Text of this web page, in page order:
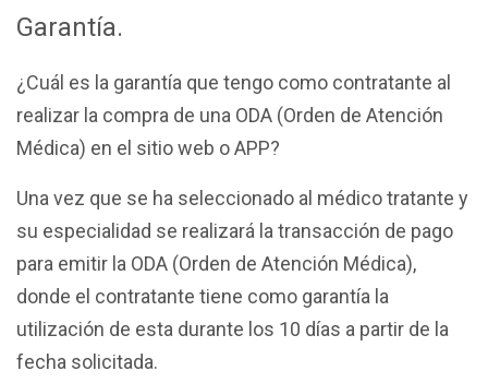
Garantía.
¿Cuál es la garantía que tengo como contratante al
realizar la compra de una ODA (Orden de Atención
Médica) en el sitio web o APP?
Una vez que se ha seleccionado al médico tratante y
su especialidad se realizará la transacción de pago
para emitir la ODA (Orden de Atención Médica),
donde el contratante tiene como garantía la
utilización de esta durante los 10 días a partir de la
fecha solicitada.